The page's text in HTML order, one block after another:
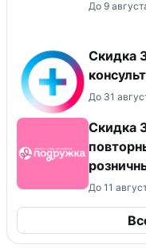
До 9
Скидка
До 31
Скидка
До 11